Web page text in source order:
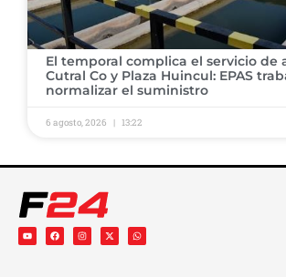
El temporal complica el servicio de
Cutral Co y Plaza Huincul: EPAS
normalizar el suministro
6 agosto, 2026 13:22